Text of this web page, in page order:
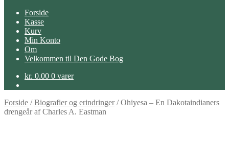
Forside
Kasse
Kurv
Min Konto
Om
Velkommen til Den Gode Bog
kr. 0.00 0 varer
Forside /Biografier og erindringer/Ohiyesa – En Dakotaindianers
drengeår af Charles A. Eastman